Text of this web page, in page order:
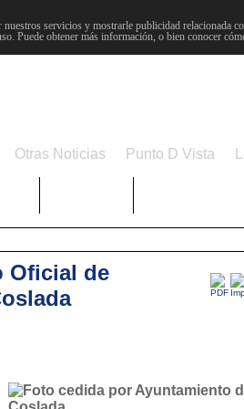
servicios y mostrarle publicidad relacionada
Puede obtener más información, o bien conocer
Otras Noticias Punto D Vista
Oficial de